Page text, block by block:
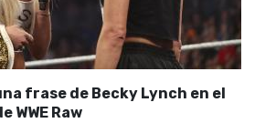
frase de Becky Lynch en el
WWE Raw